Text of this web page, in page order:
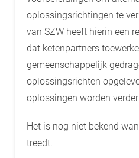
oplossingsrichtingen te
van SZW heeft hierin een
dat ketenpartners
gemeenschappelijk
oplossingsrichten
oplossingen worden
Het is nog niet bekend
treedt.